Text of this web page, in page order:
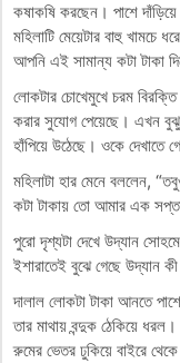
কষাকষি করছেন। পাশে
মহিলাটি মেয়েটার বাহু খামচে
আপনি এই সামান্য কটা টাকা
লোকটার চোখেমুখে চরম
করার সুযোগ পেয়েছে। এখন
হাঁপিয়ে উঠেছে। ওকে দেখাতে
মহিলাটা হার মেনে বললেন,
কটা টাকায় তো আমার এক
পুরো দৃশ্যটা দেখে উদ্যান
ইশারাতেই বুঝে গেছে উদ্যান
দালাল লোকটা টাকা আনতে
তার মাথায় বন্দুক ঠেকিয়ে
রুমের ভেতর ঢুকিয়ে বাইরে